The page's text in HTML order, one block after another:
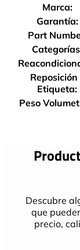
Marca:
Garantía:
Part
Reposición
Etiqueta:
Peso
Descubre
que
precio,